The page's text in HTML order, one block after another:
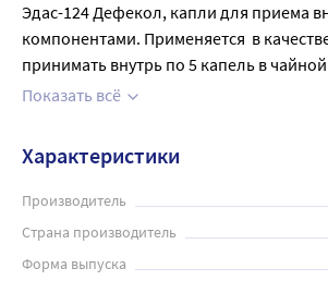
Эдас-124 Дефекол, капли для приема
компонентами. Применяется  в
принимать внутрь по 5 капель в
усугубляются, или появляются новые
Показать всё
Характеристики
Производитель
Страна производитель
Форма выпуска